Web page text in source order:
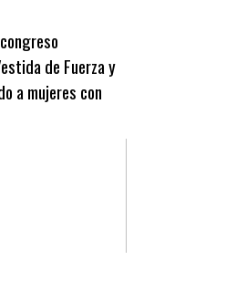
de Fuerza y
a mujeres con